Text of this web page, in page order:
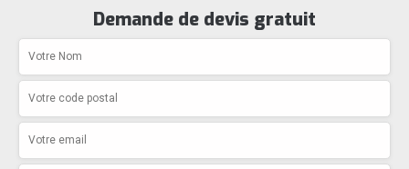
Demande de devis gratuit